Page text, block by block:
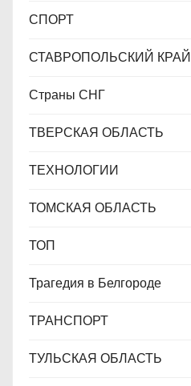
СПОРТ
СТАВРОПОЛЬСКИЙ КРАЙ
Страны СНГ
ТВЕРСКАЯ ОБЛАСТЬ
ТЕХНОЛОГИИ
ТОМСКАЯ ОБЛАСТЬ
ТОП
Трагедия в Белгороде
ТРАНСПОРТ
ТУЛЬСКАЯ ОБЛАСТЬ